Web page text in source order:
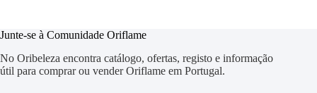
Junte-se à Comunidade Oriflame
No Oribeleza encontra catálogo, ofertas, registo e informação
útil para comprar ou vender Oriflame em Portugal.